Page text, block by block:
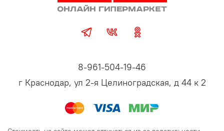
8-961-504-19-46
г Краснодар, ул 2-я Целиноградская, д 44 к 2